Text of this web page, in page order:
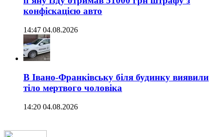
конфіскацією авто
14:47 04.08.2026
В Івано-Франківську біля будинку виявили
тіло мертвого чоловіка
14:20 04.08.2026